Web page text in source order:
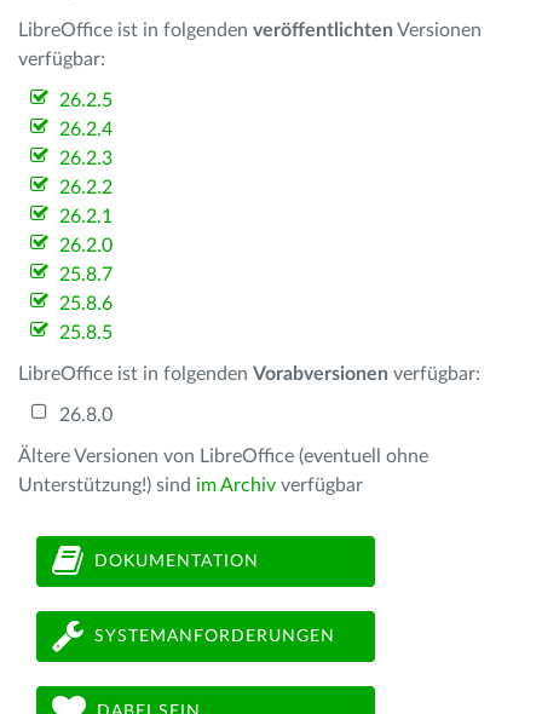
LibreOffice ist in folgenden veröffentlichten Versionen
verfügbar:
26.2.5
26.2.4
26.2.3
26.2.2
26.2.1
26.2.0
25.8.7
25.8.6
25.8.5
LibreOffice ist in folgenden Vorabversionen verfügbar:
26.8.0
Ältere Versionen von LibreOffice (eventuell ohne
Unterstützung!) sind im Archiv verfügbar
DOKUMENTATION
SYSTEMANFORDERUNGEN